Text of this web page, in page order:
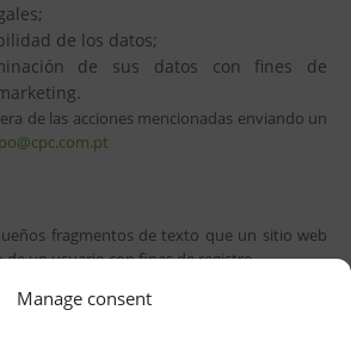
Manage consent
de los datos;
de sus datos con fines de
de las acciones mencionadas enviando un
fragmentos de texto que un sitio web
un usuario con fines de registro.
de los sitios web, utilizamos cookies para
su experiencia online, análisis y